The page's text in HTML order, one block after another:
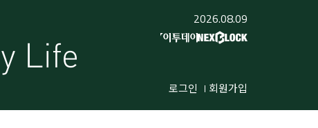
2026.08.09
로그인 회원가입